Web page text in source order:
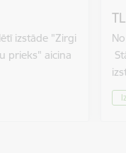
izstāde "Zirgi
prieks" aicina